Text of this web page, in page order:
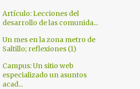
Artículo: Lecciones del
desarrollo de las comunida...
Un mes en la zona metro de
Saltillo; reflexiones (1)
Campus: Un sitio web
especializado un asuntos
acad...